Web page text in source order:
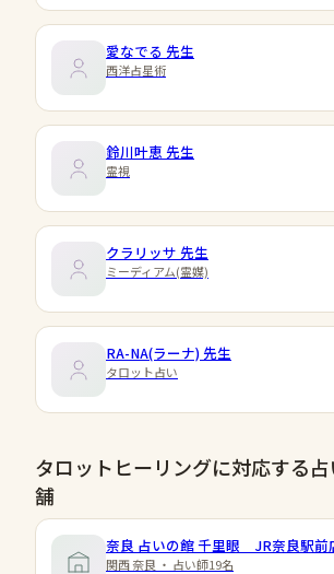
愛なでる 先生
西洋占星術
鈴川叶恵 先生
霊視
クラリッサ 先生
ミーディアム(霊媒)
RA-NA(ラーナ)先生
タロット占い
タロットヒーリングに対応する
舗
奈良 占いの館 千里眼 JR奈良駅前
関西 奈良 ・ 占い師19名